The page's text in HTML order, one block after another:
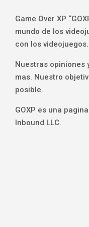
Game Over XP
mundo de los
con los videojuegos.
Nuestras opiniones
mas. Nuestro
posible.
GOXP es una
Inbound LLC.